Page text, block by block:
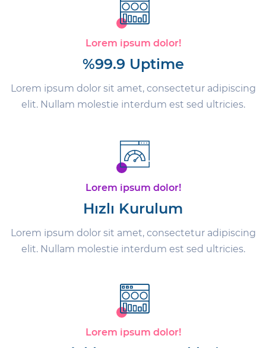
Lorem ipsum dolor!
%99.9 Uptime
Lorem ipsum dolor sit amet, consectetur adipiscing
elit. Nullam molestie interdum est sed ultricies.
Lorem ipsum dolor!
Hızlı Kurulum
Lorem ipsum dolor sit amet, consectetur adipiscing
elit. Nullam molestie interdum est sed ultricies.
Lorem ipsum dolor!